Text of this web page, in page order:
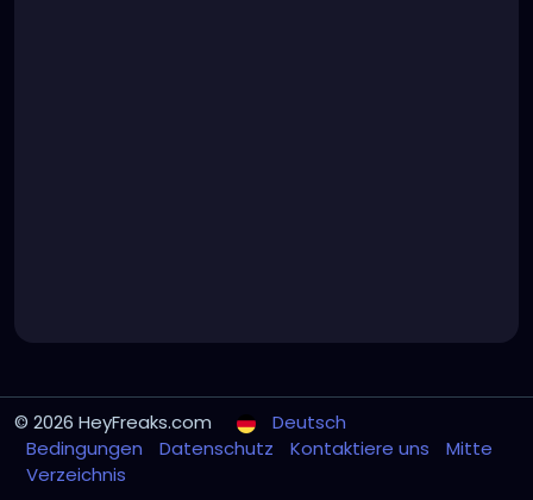
© 2026 HeyFreaks.com
Deutsch
Bedingungen
Datenschutz Kontaktiere uns
Mitte
Verzeichnis